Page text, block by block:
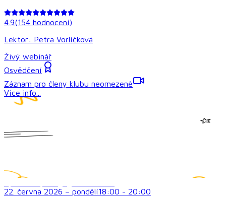
4.9(154 hodnocení)
Lektor: Petra Vorlíčková
Živý webinář
Osvědčení
Záznam pro členy klubu neomezeně
Více info...
22. června 2026 – pondělí18:00 - 20:00